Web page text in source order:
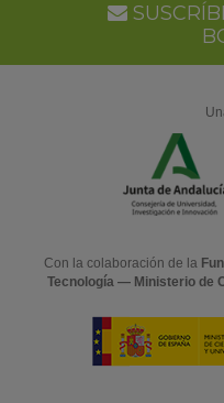
Con la colaboración de la
Tecnología — Ministerio de